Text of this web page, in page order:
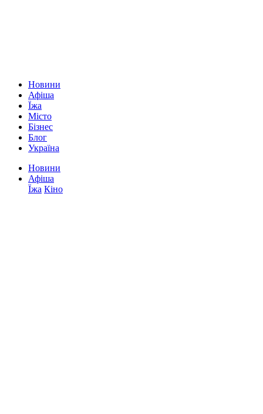
Новини
Афіша
Їжа
Місто
Бізнес
Блог
Україна
Новини
Афіша
Їжа Кіно